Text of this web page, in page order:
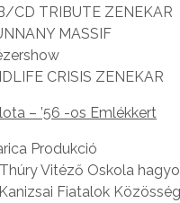
CD TRIBUTE ZENEKAR
MASSIF
CRISIS ZENEKAR
– ’56 -os Emlékkert
Produkció
Vitéző Oskola
Fiatalok